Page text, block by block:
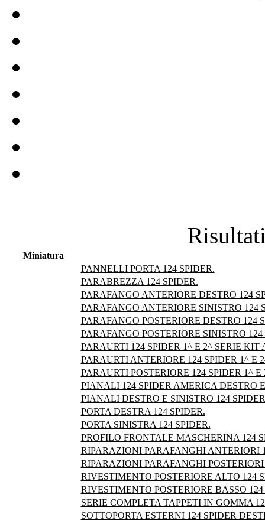
Miniatura
PANNELLI PORTA 124 SPIDER.
PARABREZZA 124 SPIDER.
PARAFANGO ANTERIORE DESTRO 124
PARAFANGO ANTERIORE SINISTRO 124
PARAFANGO POSTERIORE DESTRO 124
PARAFANGO POSTERIORE SINISTRO 124
PARAURTI 124 SPIDER 1^ E 2^ SERIE KIT
PARAURTI ANTERIORE 124 SPIDER 1^ E
PARAURTI POSTERIORE 124 SPIDER 1^ E
PIANALI 124 SPIDER AMERICA DESTRO
PIANALI DESTRO E SINISTRO 124
PORTA DESTRA 124 SPIDER.
PORTA SINISTRA 124 SPIDER.
PROFILO FRONTALE MASCHERINA 124
RIPARAZIONI PARAFANGHI ANTERIORI
RIPARAZIONI PARAFANGHI POSTERIORI
RIVESTIMENTO POSTERIORE ALTO 124
RIVESTIMENTO POSTERIORE BASSO 124
SERIE COMPLETA TAPPETI IN GOMMA
SOTTOPORTA ESTERNI 124 SPIDER